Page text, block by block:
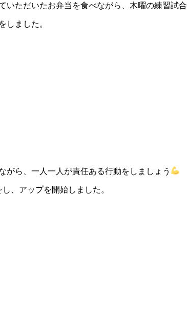
いただいたお弁当を食べながら、木曜の練習試合
しました。
がら、一人一人が責任ある行動をしましょう
、アップを開始しました。